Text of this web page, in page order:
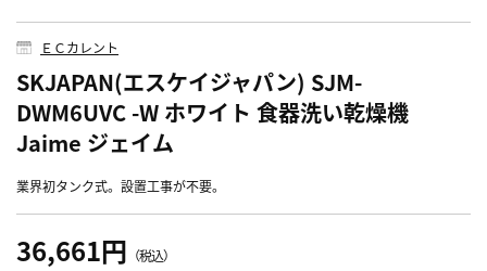
ＥＣカレント
SKJAPAN(エスケイジャパン) SJM-
DWM6UVC -W ホワイト 食器洗い乾燥機
Jaime ジェイム
業界初タンク式。設置工事が不要。
36,661円 （税込）